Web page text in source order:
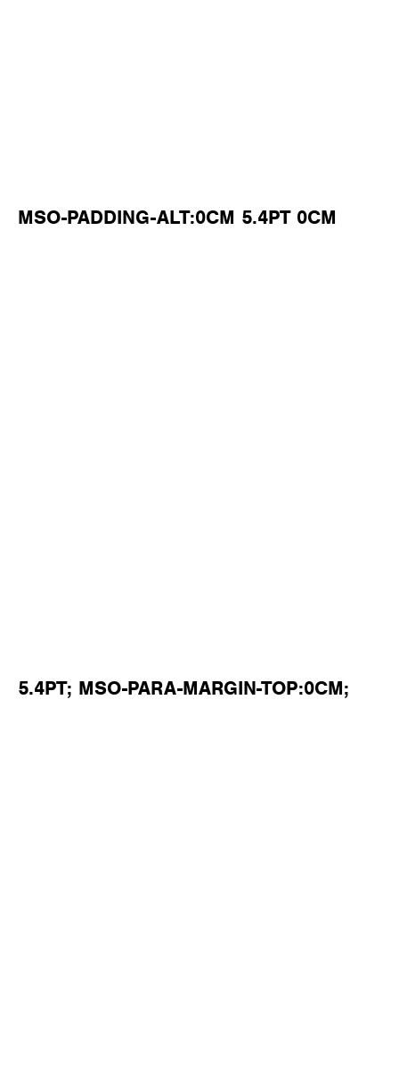
MSO-PADDING-ALT:0CM 5.4PT 0CM
5.4PT; MSO-PARA-MARGIN-TOP:0CM;